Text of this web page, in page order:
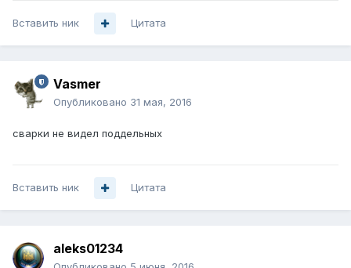
Вставить ник Цитата
Vasmer
Опубликовано 31 мая, 2016
сварки не видел поддельных
Вставить ник Цитата
aleks01234